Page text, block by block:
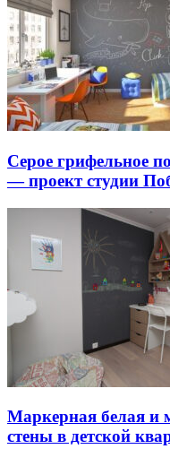
Серое грифельное
— проект студии
Маркерная белая и
стены в детской